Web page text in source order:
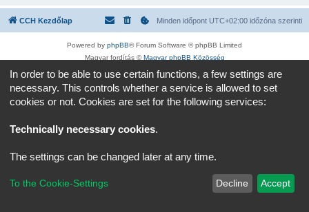
CCH Kezdőlap Minden időpont UTC+02:00 időzóna szerinti
Powered by phpBB® Forum Software © phpBB Limited
Magyar fordítás ©Magyar phpBB Közösség
Adatvédelmi nyilatkozat | Használati feltételek
In order to be able to use certain functions, a few settings are
necessary. This controls whether a service is allowed to set
cookies or not. Cookies are set for the following services:
Technically necessary cookies.
The settings can be changed later at any time.
To the Cookie-Settings Decline Accept